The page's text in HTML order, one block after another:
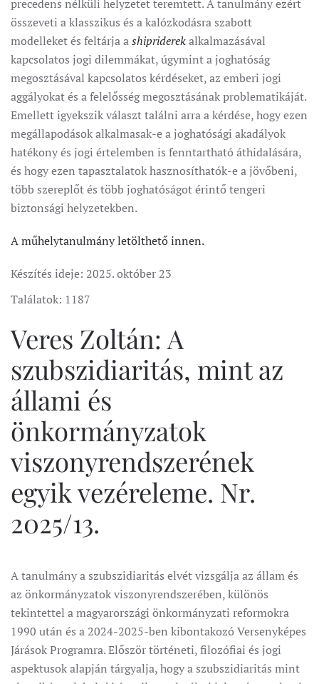
precedens nélküli helyzetet teremtett. A tanulmány ezért
összeveti a klasszikus és a kalózkodásra szabott
modelleket és feltárja ashipriderekalkalmazásával
kapcsolatos jogi dilemmákat, úgymint a joghatóság
megosztásával kapcsolatos kérdéseket, az emberi jogi
aggályokat és a felelősség megosztásának problematikáját.
Emellett igyekszik választ találni arra a kérdése, hogy ezen
megállapodások alkalmasak-e a joghatósági akadályok
hatékony és jogi értelemben is fenntartható áthidalására,
és hogy ezen tapasztalatok hasznosíthatók-e a jövőbeni,
több szereplőt és több joghatóságot érintő tengeri
biztonsági helyzetekben.
A műhelytanulmány letölthető innen.
Készítés ideje: 2025. október 23
Találatok: 1187
Veres Zoltán: A
szubszidiaritás, mint az
állami és
önkormányzatok
viszonyrendszerének
egyik vezéreleme. Nr.
2025/13.
A tanulmány a szubszidiaritás elvét vizsgálja az állam és
az önkormányzatok viszonyrendszerében, különös
tekintettel a magyarországi önkormányzati reformokra
1990 után és a 2024-2025-ben kibontakozó Versenyképes
Járások Programra. Először történeti, filozófiai és jogi
aspektusok alapján tárgyalja, hogy a szubszidiaritás mint